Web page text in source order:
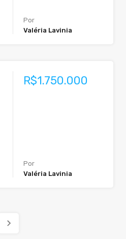
Por
Valéria Lavinia
R$1.750.000
Por
Valéria Lavinia